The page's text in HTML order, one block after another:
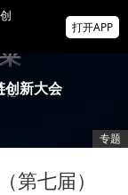
打开APP
创新大会
专题
七届）